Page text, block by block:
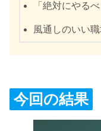
「絶対にやる
風通しのいい
今回の結果